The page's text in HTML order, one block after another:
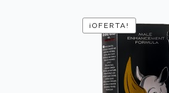
¡OFERTA!